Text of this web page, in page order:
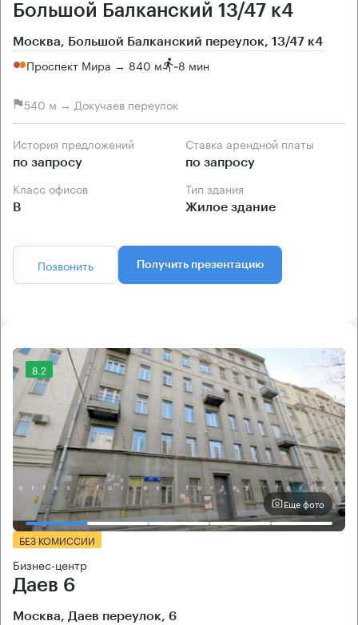
Большой Балканский 13/47 к4
Москва, Большой Балканский переулок, 13/47 к4
Проспект Мира → 840 м ~8 мин
540 м → Докучаев переулок
История предложений
по запросу
Ставка арендной платы
по запросу
Класс офисов
B
Тип здания
Жилое здание
Позвонить Получить презентацию
8.2
Еще фото
БЕЗ КОМИССИИ
Бизнес-центр
Даев 6
Москва, Даев переулок, 6